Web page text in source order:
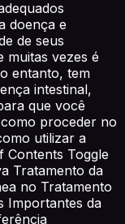
doença e
de seus
muitas vezes é
entanto, tem
intestinal,
que você
proceder no
utilizar a
Contents Toggle
Tratamento da
no Tratamento
Importantes da